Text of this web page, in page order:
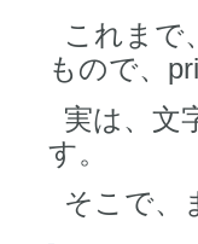
これまで
もので、
実は、文
す。
そこで、